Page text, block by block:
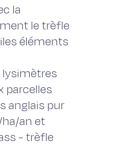
la
le trèfle
éléments
lysimètres
parcelles
anglais pur
an et
- trèfle